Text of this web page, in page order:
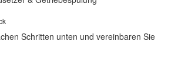
Schritten unten und vereinbaren Sie